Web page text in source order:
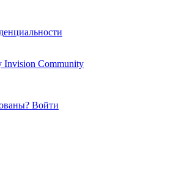
Invision Community
Войти